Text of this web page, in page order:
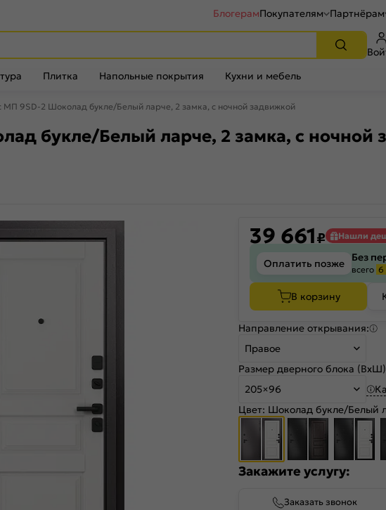
БлогерамПокупателям Партнёрам
Плитка Напольные покрытия Кухни и мебель
МП 9SD-2 Шоколад букле/Белый ларче, 2 замка, с ночной задвижкой
букле/Белый ларче, 2 замка, с ночной
39 661₽ Нашли
Оплатить позже Без
всего 6
В корзину
Направление открывания:
Правое
Размер дверного блока
205×96
Цвет: Шоколад букле/Белый
Закажите услугу:
Заказать звонок